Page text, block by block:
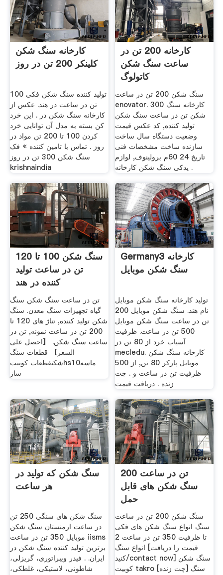
کارخانه سنگ شکن
کلینکر 200 تن در روز
100 تولید کننده سنگ شکن فکی
تن در ساعت در هند. عکس از
کارخانه سنگ شکن در . این خرد
کن بسته به مدل آن توانایی خرد
کردن 100 تا 200 تن مواد در
روز . تماس با تامین کننده » فک
سنگ شکن 300 تن در روز
krishnaindia
کارخانه 200 تن در
ساعت سنگ شکن
کاتولوگ
سنگ شکن 200 تن در ساعت
enovator. 300 کارخانه سنگ
شکن تن در ساعت سنگ شکن
تولید کننده, کد عکس قیمت
وضعیت دستگاه سال ساخت
سازنده ساخت مشخصات فنی
تاریخ 24 60م برولینوف, لوازم
یدکی سنگ شکن کارخانه .
سنگ شکن 100 تا 120
تن در ساعت تولید
کننده در هند
تن در ساعت سنگ شکن سنگ
گیاه تجهیزات سنگ معدن. سنگ
شکن تولید کننده, تناژ های 120 تا
200 تن در ساعت نمونه, تن در
ساعت سنگ شکن. 【احصل على
السعر】 قطعات سنگ
شکنقطعات کوبیتhs10ماسه
ساز
Germany3 کارخانه
سنگ شکن موبایل
تولید کارخانه سنگ شکن موبایل
نام هند. سنگ شکن موبایل 200
تن در ساعت سنگ شکن موبایل
500 تن در ساعت. ظرفیت
آسیاب خرد از 80 تن در
mecledu. کارخانه سنگ شکن
موبایل پارکر 80 تن, از 500
ظرفیت تن در ساعت و . چت
زنده . دریافت قیمت
سنگ شکن که تولید در
هر ساعت
سنگ شکن های سنگی 250 تن
در ساعت ارمنستان سنگ شکن
موبایل 350 تن در ساعت iisms
برترین تولید کننده سنگ شکن در
ایران. . فیدر ویبراتوری، گریزلی،
شاطونی، لاستیکی، غلطکی،
200 تن در ساعت
سنگ شکن های قابل
حمل
سنگ شکن 200 تن در ساعت
سنگ انواع سنگ شکن های فکی
تا ظرفیت 350 تن در ساعت 2
انواع سنگ [قیمت را دریافت
کنید/contact now] سنگ شکن
کوبیت takro [چت زنده] سنگ